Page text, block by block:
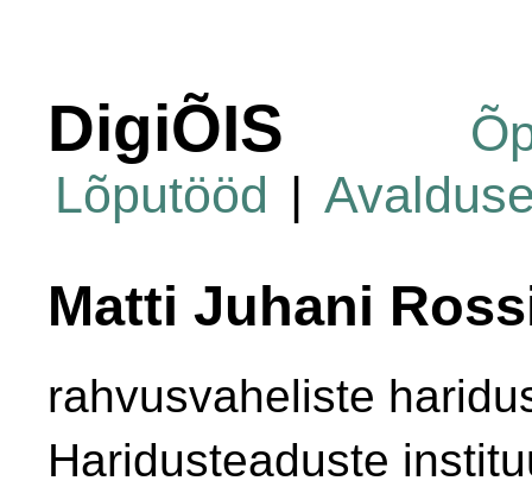
DigiÕIS
Lõputööd |
Matti Juhani
rahvusvaheliste
Haridusteaduste